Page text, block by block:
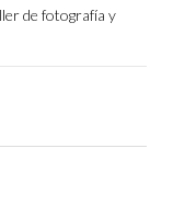
de fotografía y